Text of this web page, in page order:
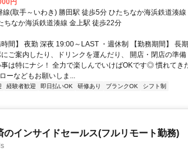
円
(取手～いわき) 勝田駅 徒歩5分 ひたちなか海浜鉄道湊線
ちなか海浜鉄道湊線 金上駅 徒歩22分
間】 夜勤 深夜 19:00～LAST ・週休制 【勤務期間】 長期
ご案内したり、ドリンクを運んだり、 開店・閉店の準備
は特にナシ！ 全力で楽しんでいけばOKです◎ 慣れてき
ーなどもお願いしま...
経験者歓迎 即日払いOK 研修あり ブランクOK
シフト制
のインサイドセールス(フルリモート勤務)